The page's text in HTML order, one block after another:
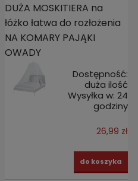
DUŻA MOSKITIERA na
łóżko łatwa do rozłożenia
NA KOMARY PAJĄKI
OWADY
Dostępność:
duża ilość
Wysyłka w: 24
godziny
26,99 zł
do koszyka